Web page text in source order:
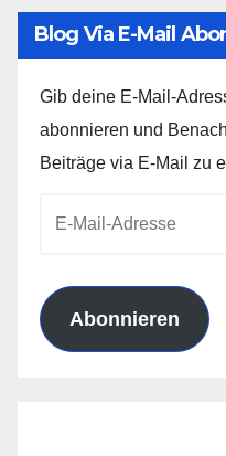
Blog Via E-Mail
Gib deine E-Mail-
abonnieren und
Beiträge via E-Mail zu
Abonnieren